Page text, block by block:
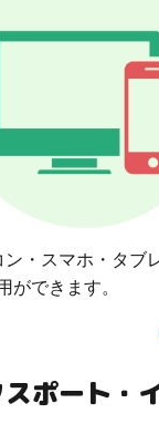
ン・スマホ・タブ
ができます。
ポート・